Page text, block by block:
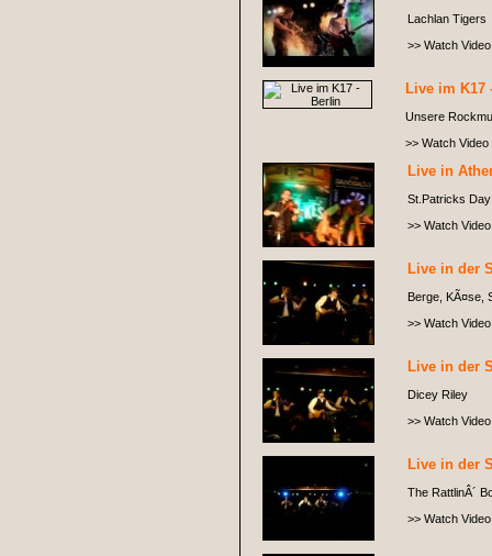
Lachlan Tigers
>> Watch Video
Live im K17
Unsere
>> Watch Video
Live in
St.Patricks
>> Watch Video
Live in der
Berge, KÃ¤se,
>> Watch Video
Live in der
Dicey Riley
>> Watch Video
Live in der
The RattlinÂ´
>> Watch Video